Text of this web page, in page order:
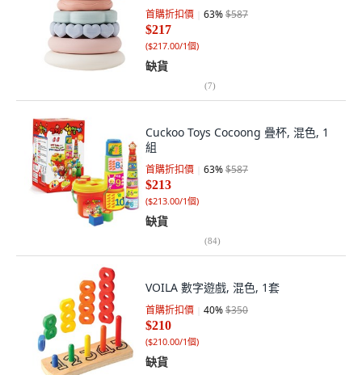
首購折扣價 63%$587
$217
($217.00/1個)
缺貨
(7)
Cuckoo Toys Cocoong 疊杯, 混色, 1
組
首購折扣價 63%$587
$213
($213.00/1個)
缺貨
(84)
VOILA 數字遊戲, 混色, 1套
首購折扣價 40%$350
$210
($210.00/1個)
缺貨